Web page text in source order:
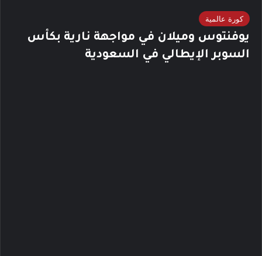
كورة عالمية
يوفنتوس وميلان في مواجهة نارية بكأس
السوبر الإيطالي في السعودية